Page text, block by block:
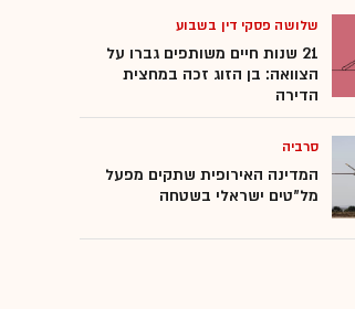
שלושה פסקי דין בשבוע
21 שנות חיים משותפים גברו על
הצוואה: בן הזוג זכה במחצית
הדירה
סרביה
המדינה האירופית שתקים מפעל
מל"טים ישראלי בשטחה